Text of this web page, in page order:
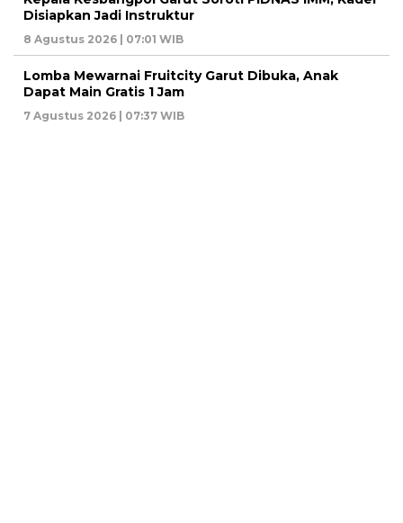
Disiapkan Jadi Instruktur
8 Agustus 2026 | 07:01 WIB
Lomba Mewarnai Fruitcity Garut Dibuka, Anak
Dapat Main Gratis 1 Jam
7 Agustus 2026 | 07:37 WIB